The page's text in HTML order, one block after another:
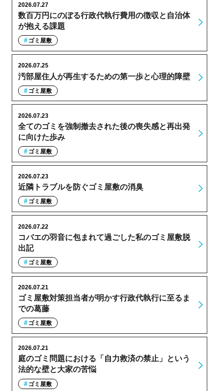
数百万円にのぼる行政代執行費用の徴収と自治体
が抱える課題
2026.07.27
ゴミ屋敷
汚部屋住人が再生するための第一歩と心理的障壁
2026.07.25
ゴミ屋敷
全てのゴミを強制撤去された後の喪失感と再出発
に向けた歩み
2026.07.23
ゴミ屋敷
近隣トラブルを防ぐゴミ屋敷の消臭
2026.07.23
ゴミ屋敷
コバエの羽音に包まれて過ごした私のゴミ屋敷脱
出記
2026.07.22
ゴミ屋敷
ゴミ屋敷対策担当者が明かす行政代執行に至るま
での葛藤
2026.07.21
ゴミ屋敷
庭のゴミ問題における「自力救済の禁止」という
法的な壁と大家の苦悩
2026.07.21
ゴミ屋敷